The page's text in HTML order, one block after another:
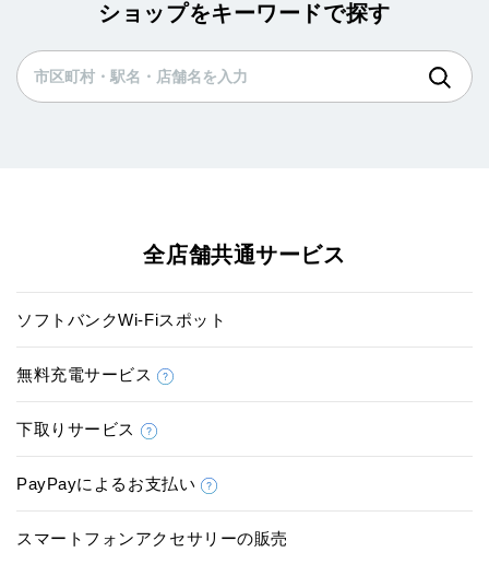
ショップをキーワードで探す
全店舗共通サービス
ソフトバンクWi-Fiスポット
無料充電サービス
下取りサービス
PayPayによるお支払い
スマートフォンアクセサリーの販売